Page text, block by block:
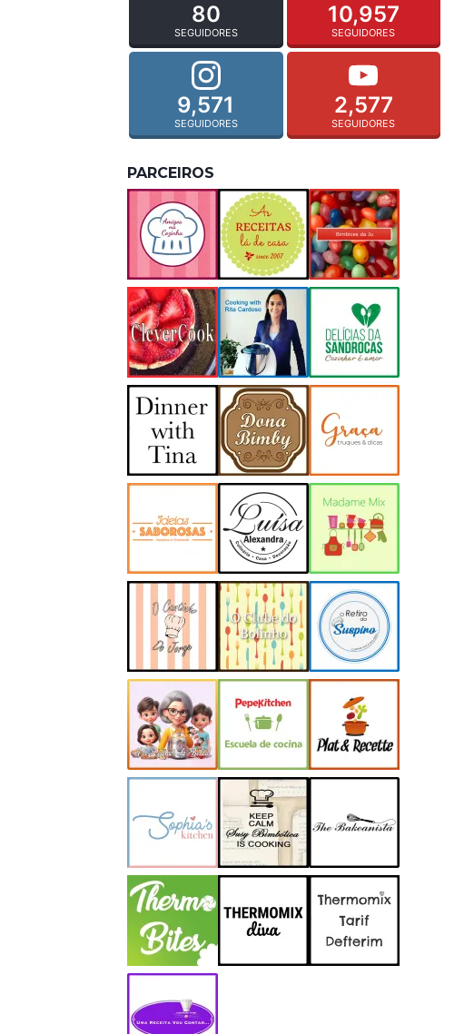
80
SEGUIDORES
10,957
SEGUIDORES
9,571
SEGUIDORES
2,577
SEGUIDORES
PARCEIROS